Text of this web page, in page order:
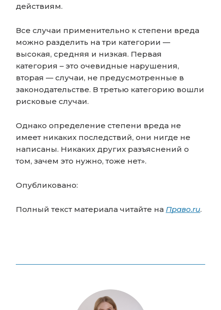
действиям.
Все случаи применительно к степени вреда
можно разделить на три категории —
высокая, средняя и низкая. Первая
категория – это очевидные нарушения,
вторая — случаи, не предусмотренные в
законодательстве. В третью категорию вошли
рисковые случаи.
Однако определение степени вреда не
имеет никаких последствий, они нигде не
написаны. Никаких других разъяснений о
том, зачем это нужно, тоже нет».
Опубликовано:
Полный текст материала читайте на Право.ru.